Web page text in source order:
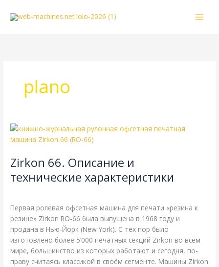
plano
Zirkon 66. Описание и
технические характеристики
Первая ролевая офсетная машина для печати «резина к
резине» Zirkon RO-66 была выпущена в 1968 году и
продана в Нью-Йорк (New York). С тех пор было
изготовлено более 5’000 печатных секций Zirkon во всём
мире, большинство из которых работают и сегодня, по-
праву считаясь классикой в своём сегменте. Машины Zirkon
Zirkon
66.
и
характеристики